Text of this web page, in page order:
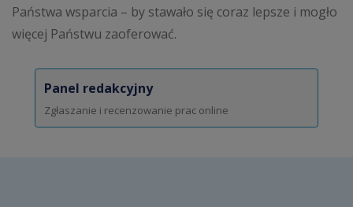
Państwa wsparcia – by stawało się coraz lepsze i mogło
więcej Państwu zaoferować.
Panel redakcyjny
Zgłaszanie i recenzowanie prac online